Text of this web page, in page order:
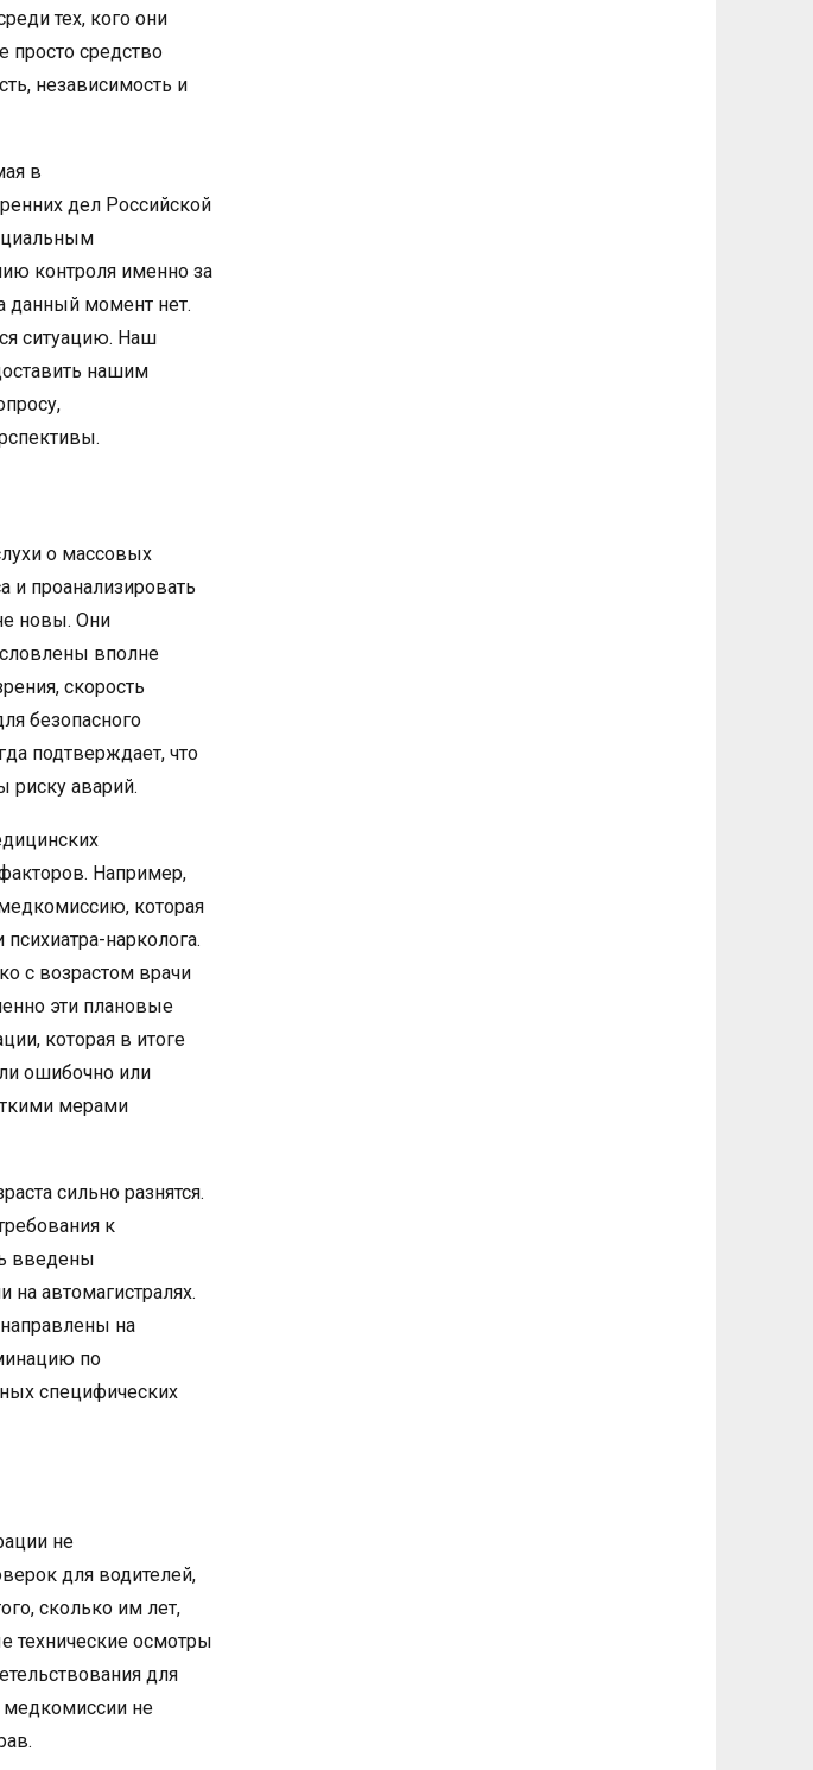
тех, кого они
просто средство
независимость и
в
дел Российской
контроля именно за
данный момент нет.
ситуацию. Наш
нашим
о массовых
и проанализировать
новы. Они
вполне
скорость
безопасного
подтверждает, что
риску аварий.
Например,
которая
нарколога.
с возрастом врачи
эти плановые
которая в итоге
ошибочно или
мерами
сильно разнятся.
к
введены
автомагистралях.
на
по
специфических
не
для водителей,
сколько им лет,
технические осмотры
для
медкомиссии не